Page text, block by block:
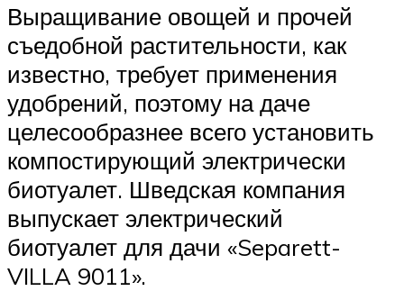
Выращивание овощей и прочей
съедобной растительности, как
известно, требует применения
удобрений, поэтому на даче
целесообразнее всего установить
компостирующий электрически
биотуалет. Шведская компания
выпускает электрический
биотуалет для дачи «Separett-
VILLA 9011».